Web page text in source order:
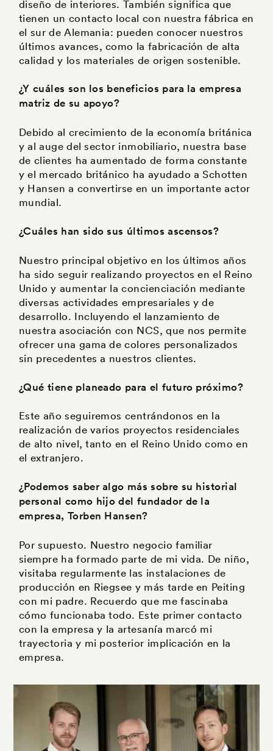
diseño de interiores. También significa que
tienen un contacto local con nuestra fábrica en
el sur de Alemania: pueden conocer nuestros
últimos avances, como la fabricación de alta
calidad y los materiales de origen sostenible.
¿Y cuáles son los beneficios para la empresa
matriz de su apoyo?
Debido al crecimiento de la economía británica
y al auge del sector inmobiliario, nuestra base
de clientes ha aumentado de forma constante
y el mercado británico ha ayudado a Schotten
y Hansen a convertirse en un importante actor
mundial.
¿Cuáles han sido sus últimos ascensos?
Nuestro principal objetivo en los últimos años
ha sido seguir realizando proyectos en el Reino
Unido y aumentar la concienciación mediante
diversas actividades empresariales y de
desarrollo. Incluyendo el lanzamiento de
nuestra asociación con NCS, que nos permite
ofrecer una gama de colores personalizados
sin precedentes a nuestros clientes.
¿Qué tiene planeado para el futuro próximo?
Este año seguiremos centrándonos en la
realización de varios proyectos residenciales
de alto nivel, tanto en el Reino Unido como en
el extranjero.
¿Podemos saber algo más sobre su historial
personal como hijo del fundador de la
empresa, Torben Hansen?
Por supuesto. Nuestro negocio familiar
siempre ha formado parte de mi vida. De niño,
visitaba regularmente las instalaciones de
producción en Riegsee y más tarde en Peiting
con mi padre. Recuerdo que me fascinaba
cómo funcionaba todo. Este primer contacto
con la empresa y la artesanía marcó mi
trayectoria y mi posterior implicación en la
empresa.